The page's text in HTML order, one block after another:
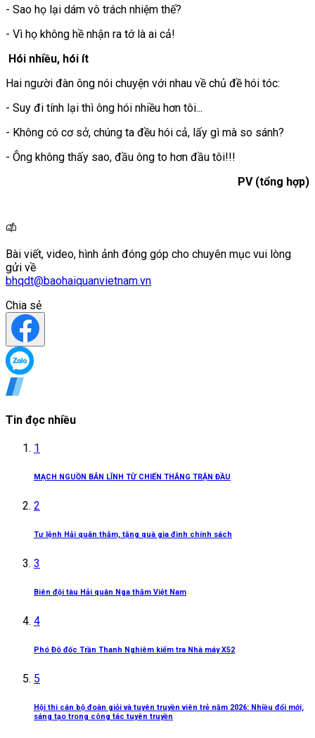
- Sao họ lại dám vô trách nhiệm thế?
- Vì họ không hề nhận ra tớ là ai cả!
Hói nhiều, hói ít
Hai người đàn ông nói chuyện với nhau về chủ đề hói tóc:
- Suy đi tính lại thì ông hói nhiều hơn tôi...
- Không có cơ sở, chúng ta đều hói cả, lấy gì mà so sánh?
- Ông không thấy sao, đầu ông to hơn đầu tôi!!!
PV (tổng hợp)
Bài viết, video, hình ảnh đóng góp cho chuyên mục vui lòng
gửi về
bhqdt@baohaiquanvietnam.vn
Chia sẻ
Tin đọc nhiều
1
MẠCH NGUỒN BẢN LĨNH TỪ CHIẾN THẮNG TRẬN ĐẦU
2
Tư lệnh Hải quân thăm, tặng quà gia đình chính sách
3
Biên đội tàu Hải quân Nga thăm Việt Nam
4
Phó Đô đốc Trần Thanh Nghiêm kiểm tra Nhà máy X52
5
Hội thi cán bộ đoàn giỏi và tuyên truyền viên trẻ năm 2026: Nhiều đổi mới,
sáng tạo trong công tác tuyên truyền